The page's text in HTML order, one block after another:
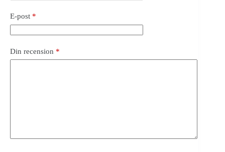
E-post *
Din recension *